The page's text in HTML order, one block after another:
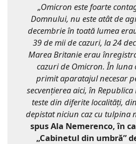
„Omicron este foarte
Domnului, nu este atât de
decembrie în toată lumea
39 de mii de cazuri, la 24
Marea Britanie erau
cazuri de Omicron. În luna
primit aparatajul necesar
secvențierea aici, în Republica
teste din diferite localități,
depistat niciun caz cu tulpina
spus Ala Nemerenco, în
„Cabinetul din umbră”